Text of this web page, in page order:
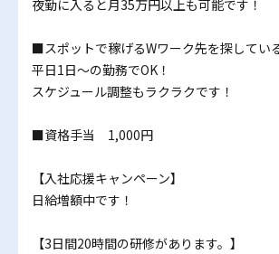
夜勤に入ると月35万円以上も可能です！
■スポットで稼げるWワーク先を探してい
平日1日～の勤務でOK！
スケジュール調整もラクラクです！
■資格手当 1,000円
【入社応援キャンペーン】
日給増額中です！
【3日間20時間の研修があります。】